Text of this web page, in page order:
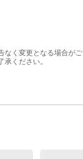
なく変更となる場合がご
ください。